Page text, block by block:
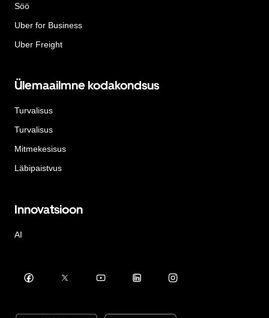
Söö
Uber for Business
Uber Freight
Ülemaailmne kodakondsus
Turvalisus
Turvalisus
Mitmekesisus
Läbipaistvus
Innovatsioon
AI